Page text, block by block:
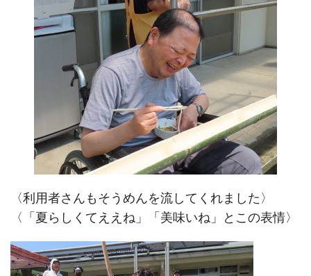
〈利用者さんもそうめんを流してくれました〉
〈「夏らしくてええね」「美味いね」とこの表情〉